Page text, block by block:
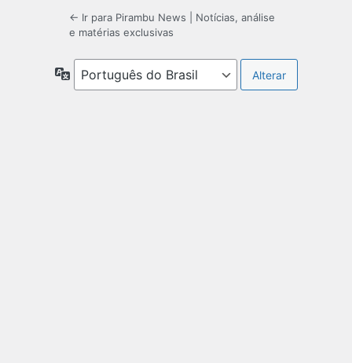
← Ir para Pirambu News | Notícias, análise
e matérias exclusivas
Idioma